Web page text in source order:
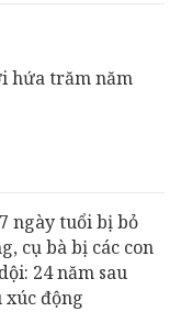
hứa trăm năm
ngày tuổi bị bỏ
cụ bà bị các con
24 năm sau
động